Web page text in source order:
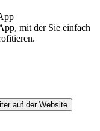
mit der Sie einfach
auf der Website